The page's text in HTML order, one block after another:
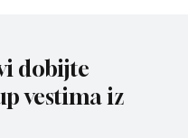
dobijte
vestima iz